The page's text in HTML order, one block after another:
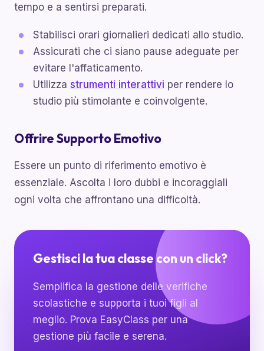
tempo e a sentirsi preparati.
Stabilisci orari giornalieri dedicati allo studio.
Assicurati che ci siano pause adeguate per
evitare l'affaticamento.
Utilizza strumenti interattivi per rendere lo
studio più stimolante e coinvolgente.
Offrire Supporto Emotivo
Essere un punto di riferimento emotivo è
essenziale. Ascolta i loro dubbi e incoraggiali
ogni volta che affrontano una difficoltà.
Gestisci la tua classe con un click?
Semplifica la gestione delle verifiche
scolastiche e supporta i tuoi figli al
meglio. Prova EasyClass per una
gestione più facile e serena.